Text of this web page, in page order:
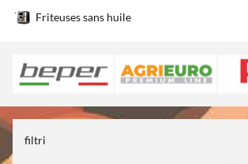
Friteuses sans huile
filtri